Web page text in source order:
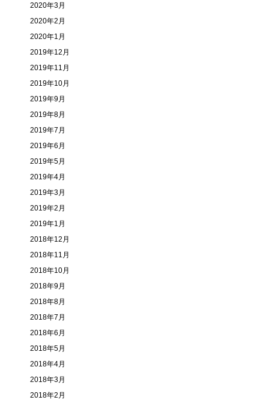
2020年3月
2020年2月
2020年1月
2019年12月
2019年11月
2019年10月
2019年9月
2019年8月
2019年7月
2019年6月
2019年5月
2019年4月
2019年3月
2019年2月
2019年1月
2018年12月
2018年11月
2018年10月
2018年9月
2018年8月
2018年7月
2018年6月
2018年5月
2018年4月
2018年3月
2018年2月